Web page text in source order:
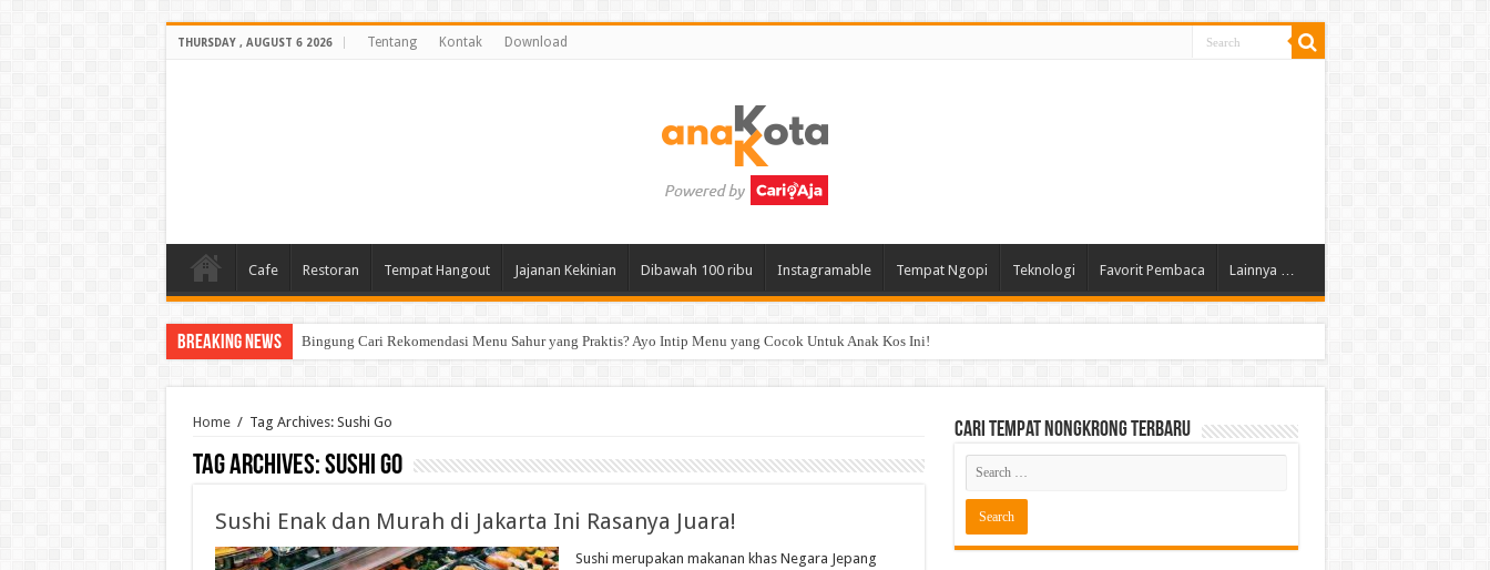
THURSDAY , AUGUST 6 2026 Tentang Kontak Download
Cafe Restoran Tempat Hangout Jajanan Kekinian Dibawah 100 ribu Instagramable Tempat Ngopi Teknologi Favorit Pembaca Lainnya …
Breaking News Bingung Cari Rekomendasi Menu Sahur yang Praktis? Ayo Intip Menu yang Cocok Untuk Anak Kos Ini!
Home / Tag Archives: Sushi Go
Tag Archives:Sushi Go
Sushi Enak dan Murah di Jakarta Ini Rasanya Juara!
Sushi merupakan makanan khas Negara Jepang
Cari Tempat Nongkrong Terbaru